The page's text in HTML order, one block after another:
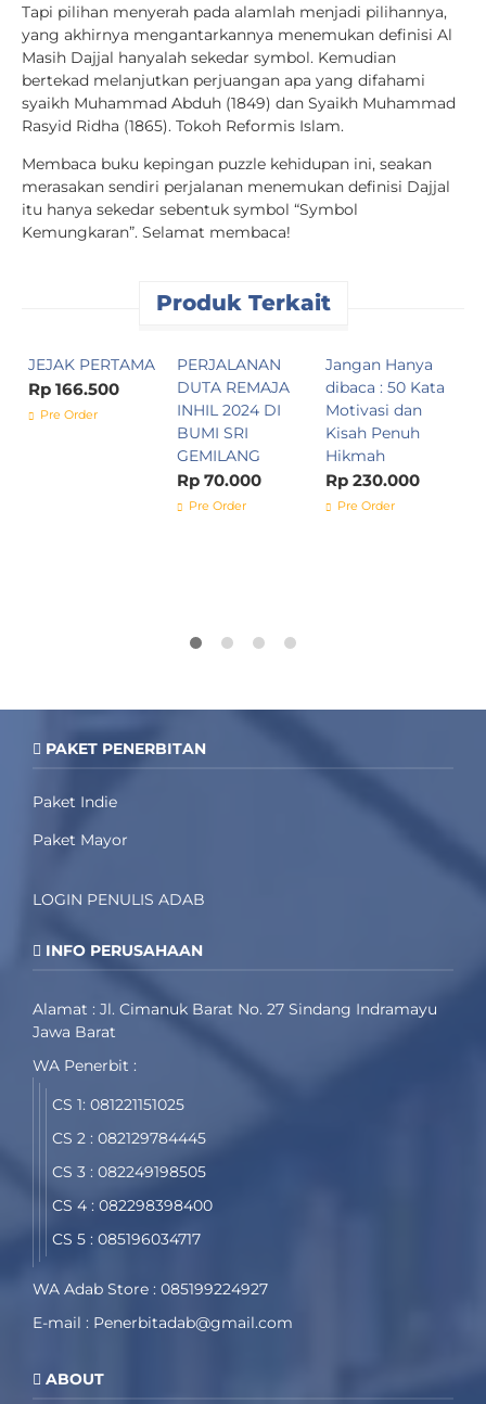
Tapi pilihan menyerah pada alamlah menjadi pilihannya,
yang akhirnya mengantarkannya menemukan definisi Al
Masih Dajjal hanyalah sekedar symbol. Kemudian
bertekad melanjutkan perjuangan apa yang difahami
syaikh Muhammad Abduh (1849) dan Syaikh Muhammad
Rasyid Ridha (1865). Tokoh Reformis Islam.
Membaca buku kepingan puzzle kehidupan ini, seakan
merasakan sendiri perjalanan menemukan definisi Dajjal
itu hanya sekedar sebentuk symbol “Symbol
Kemungkaran”. Selamat membaca!
Produk Terkait
JEJAK PERTAMA
Rp 166.500
Pre Order
PERJALANAN
DUTA REMAJA
INHIL 2024 DI
BUMI SRI
GEMILANG
Rp 70.000
Pre Order
Jangan Hanya
dibaca : 50 Kata
Motivasi dan
Kisah Penuh
Hikmah
Rp 230.000
Pre Order
PAKET PENERBITAN
Paket Indie
Paket Mayor
LOGIN PENULIS ADAB
INFO PERUSAHAAN
Alamat : Jl. Cimanuk Barat No. 27 Sindang Indramayu
Jawa Barat
WA Penerbit :
CS 1: 081221151025
CS 2 : 082129784445
CS 3 : 082249198505
CS 4 : 082298398400
CS 5 : 085196034717
WA Adab Store : 085199224927
E-mail : Penerbitadab@gmail.com
ABOUT